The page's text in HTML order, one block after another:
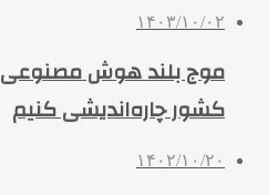
۱۴۰۳/۱۰/۰۲
موج بلند هوش مصنوعی
کشور چاره‌اندیشی کنیم
۱۴۰۲/۱۰/۲۰